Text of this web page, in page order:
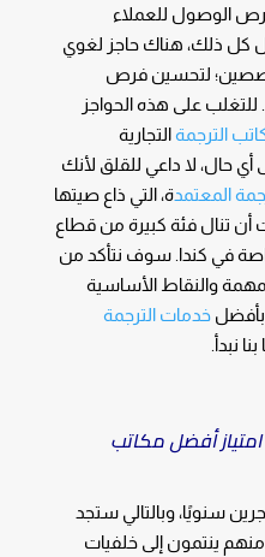
الوصول للعملاء
كل ذلك، هناك حاجز لغوي
لتحسين فرص
على هذه الحواجز
الترجمةالتجارية
حال، لا داعي للقلق لأنك
المعتمدة، التي ذاع صيتها
أن تنال فئة كبيرة من قطاع
في كندا. سوف نتأكد من
والنقاط الأساسية
بأفضل خدمات الترجمة
نبدأ.
أفضل مكاتب
سنويًا، وبالتالي ستجد
ينتمون إلى خلفيات